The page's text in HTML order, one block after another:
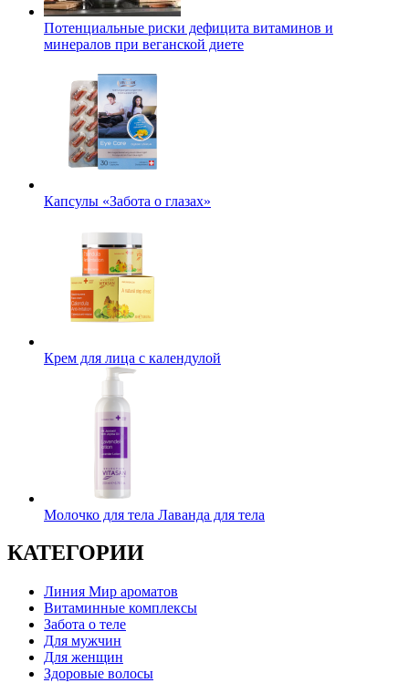
Потенциальные риски дефицита витаминов и
минералов при веганской диете
Капсулы «Забота о глазах»
Крем для лица с календулой
Молочко для тела Лаванда для тела
КАТЕГОРИИ
Линия Мир ароматов
Витаминные комплексы
Забота о теле
Для мужчин
Для женщин
Здоровые волосы